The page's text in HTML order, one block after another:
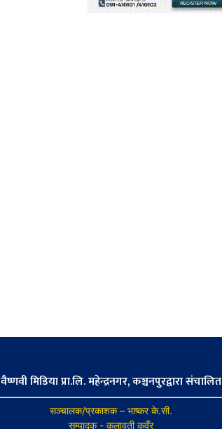
वैष्णवी मिडिया प्रा.लि. महेन्द्रनगर, कञ्चनपुरद्वारा संचालित
सञ्चालक/प्रकाशक – भाष्कर के.सी.
सम्पादक - कलावती कुवँर